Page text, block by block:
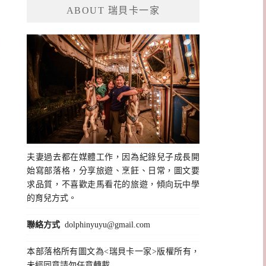
ABOUT 瑞貝卡一家
夫妻過去都在媒體工作，因為紀錄兒子成長開
始寫部落格，分享旅遊、烹飪、日常，圖文要
求品質，不喜歡走馬看花的旅遊，傾向玩中學
的育兒方式。
聯絡方式 dolphinyuyu@gmail.com
本部落格所有圖文為<瑞貝卡一家>版權所有，